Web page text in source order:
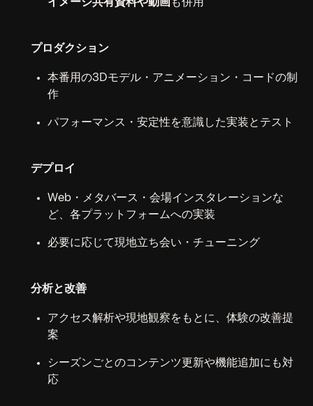
イメージ共有資料や動画 も併用
プロダクション
本番用の3Dモデル・アニメーション・コードの制
作
パフォーマンス・安定性を意識した実装とテスト
デプロイ
Web・メタバース・会場インスタレーションな
ど、各プラットフォームへの実装
必要に応じて現地立ち会い・チューニング
分析と改善
アクセス解析や現地観察をもとに、体験の改善提
案
シーズンごとのコンテンツ更新や機能追加にも対
応